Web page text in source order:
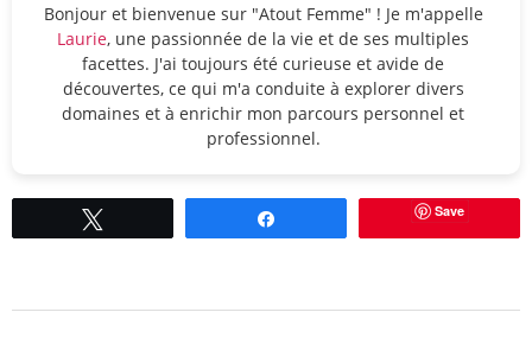
Bonjour et bienvenue sur "Atout Femme" ! Je m'appelle
Laurie, une passionnée de la vie et de ses multiples
facettes. J'ai toujours été curieuse et avide de
découvertes, ce qui m'a conduite à explorer divers
domaines et à enrichir mon parcours personnel et
professionnel.
Save